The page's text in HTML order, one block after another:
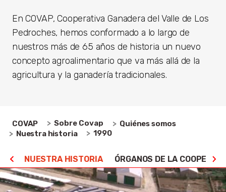
En COVAP, Cooperativa Ganadera del Valle de Los
Pedroches, hemos conformado a lo largo de
nuestros más de 65 años de historia un nuevo
concepto agroalimentario que va más allá de la
agricultura y la ganadería tradicionales.
COVAP Sobre Covap
Quiénes somos
Nuestra historia
1990
NUESTRA HISTORIA ÓRGANOS DE LA